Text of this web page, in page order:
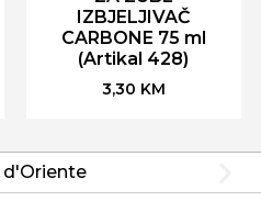
IZBJELJIVAČ
CARBONE 75 ml
(Artikal 428)
3,30 KM
d'Oriente